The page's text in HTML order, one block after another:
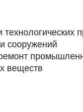
сооружений
веществ